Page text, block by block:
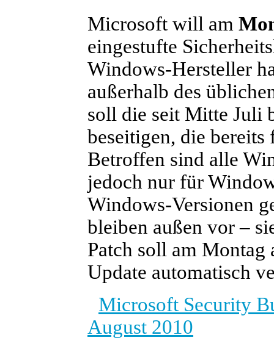
Microsoft will am
eingestufte
Windows-Hersteller
außerhalb des
soll die seit Mitte Juli
beseitigen, die
Betroffen sind alle
jedoch nur für
Windows-Versionen
bleiben außen vor –
Patch soll am
Update automatisch
Microsoft Security
August 2010